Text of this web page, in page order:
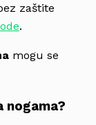
zaštite
.
mogu se
nogama?